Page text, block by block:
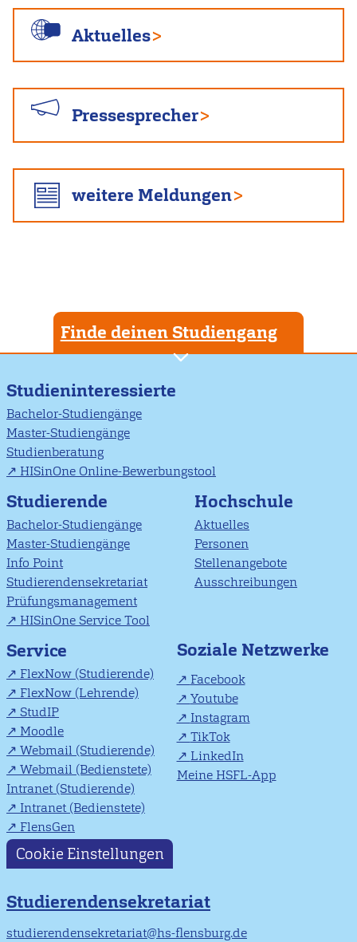
Aktuelles
Pressesprecher
weitere Meldungen
Finde deinen Studiengang
Studieninteressierte
Bachelor-Studiengänge
Master-Studiengänge
Studienberatung
HISinOne Online-Bewerbungstool
Studierende
Bachelor-Studiengänge
Master-Studiengänge
Info Point
Studierendensekretariat
Prüfungsmanagement
HISinOne Service Tool
Hochschule
Aktuelles
Personen
Stellenangebote
Ausschreibungen
Service
FlexNow (Studierende)
FlexNow (Lehrende)
StudIP
Moodle
Webmail (Studierende)
Webmail (Bedienstete)
Intranet (Studierende)
Intranet (Bedienstete)
FlensGen
Soziale Netzwerke
Facebook
Youtube
Instagram
TikTok
LinkedIn
Meine HSFL-App
Cookie Einstellungen
Studierendensekretariat
studierendensekretariat@hs-flensburg.de